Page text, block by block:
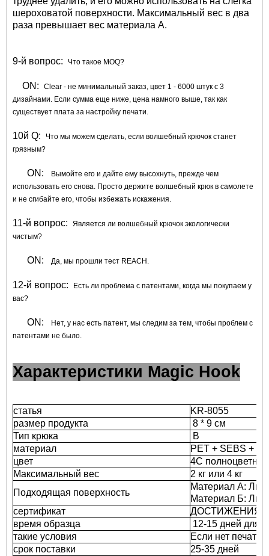
шероховатой поверхности. Максимальный вес в два
раза превышает вес материала А.
9-й вопрос: Что такое MOQ?
ON:
Clear - не минимальный заказ, цвет 1 - 6000 штук с 3
дизайнами. Если сумма еще ниже, цена намного выше, так как
существует плата за настройку печати.
10й Q:
Что мы можем сделать, если волшебный крючок станет
грязным?
ON:
Вымойте его и дайте ему высохнуть, прежде чем
использовать его снова. Просто держите волшебный крюк в самолете
и не сгибайте его, чтобы избежать искажения.
11-й вопрос:
Является ли волшебный крючок экологически
чистым?
ON: Да, мы прошли тест REACH.
12-й вопрос:
Есть ли проблема с патентами, когда мы покупаем у
вас?
ON:
Нет, у нас есть патент, мы следим за тем, чтобы проблем с
патентами не было.
Характеристики Magic Hook
статья
KR-8055
размер продукта
8 * 9 см
Тип крюка
В
материал
PET + SEBS +
цвет
4C
Максимальный вес
2 кг или 4 кг
Подходящая поверхность
Материал A:
Материал Б:
сертификат
ДОСТИЖЕНИЯ
время образца
12-15 дней для
такие условия
Если нет печати
срок поставки
25-35 дней